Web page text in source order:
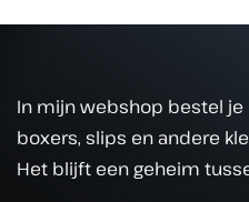
In mijn webshop bestel
boxers, slips en andere
Het blijft een geheim